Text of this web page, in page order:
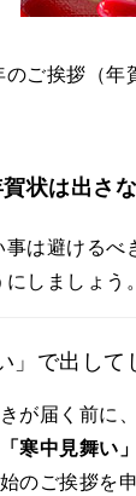
ご挨拶（年
状は出さ
は避ける
しましょう。
」で出し
が届く前に
「寒中見舞い
のご挨拶を